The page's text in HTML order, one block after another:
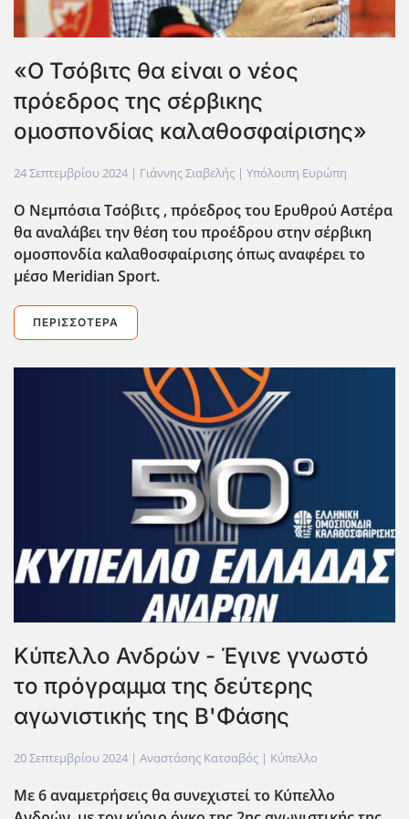
«Ο Τσόβιτς θα είναι ο νέος
πρόεδρος της σέρβικης
ομοσπονδίας καλαθοσφαίρισης»
24 Σεπτεμβρίου 2024 | Γιάννης Σιαβελής | Υπόλοιπη Ευρώπη
Ο Νεμπόσια Τσόβιτς , πρόεδρος του Ερυθρού Αστέρα
θα αναλάβει την θέση του προέδρου στην σέρβικη
ομοσπονδία καλαθοσφαίρισης όπως αναφέρει το
μέσο Meridian Sport.
ΠΕΡΙΣΣΌΤΕΡΑ
Κύπελλο Ανδρών - Έγινε γνωστό
το πρόγραμμα της δεύτερης
αγωνιστικής της Β'Φάσης
20 Σεπτεμβρίου 2024 | Αναστάσης Κατσαβός | Κύπελλο
Με 6 αναμετρήσεις θα συνεχιστεί το Κύπελλο